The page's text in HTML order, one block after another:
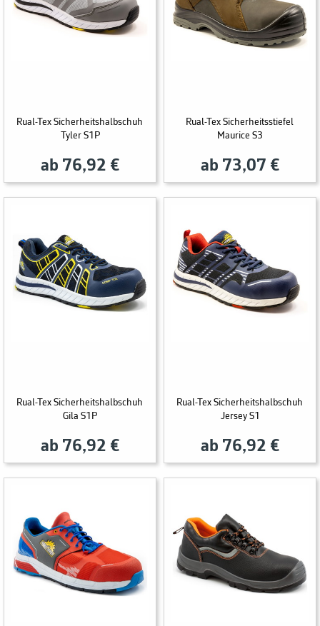
Rual-Tex Sicherheitshalbschuh
Tyler S1P
ab 76,92 €
Rual-Tex Sicherheitsstiefel
Maurice S3
ab 73,07 €
Rual-Tex Sicherheitshalbschuh
Gila S1P
ab 76,92 €
Rual-Tex Sicherheitshalbschuh
Jersey S1
ab 76,92 €